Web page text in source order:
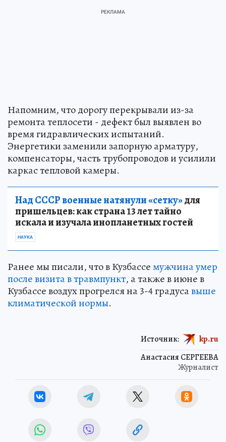
Напомним, что дорогу перекрывали из-за
ремонта теплосети - дефект был выявлен во
время гидравлических испытаний.
Энергетики заменили запорную арматуру,
компенсаторы, часть трубопроводов и усилили
каркас тепловой камеры.
Над СССР военные натянули «сетку»для
пришельцев: как страна 13 лет тайно
искала и изучала инопланетных гостей
НАУКА
Ранее мы писали, что в Кузбассемужчина умер
после визита в травмпункт, а также в июне в
Кузбассе воздух прогрелся на 3-4 градусавыше
климатической нормы.
Анастасия СЕРГЕЕВА
Журналист
Источник: kp.ru